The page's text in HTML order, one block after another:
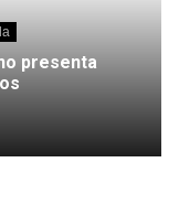
presenta